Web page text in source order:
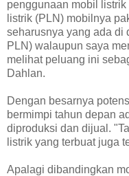
penggunaan mobil
listrik (PLN) mobilnya
seharusnya yang ada di
PLN) walaupun saya
melihat peluang ini
Dahlan.
Dengan besarnya
bermimpi tahun depan
diproduksi dan dijual.
listrik yang terbuat juga
Apalagi dibandingkan